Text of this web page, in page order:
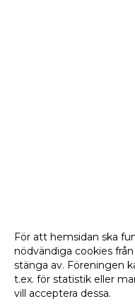
För att hemsidan ska
nödvändiga cookies
stänga av. Föreningen
t.ex. för statistik eller
vill acceptera dessa.